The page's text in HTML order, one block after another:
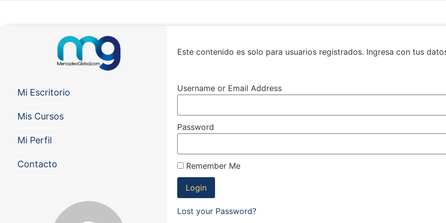
Mi Escritorio
Mis Cursos
Mi Perfil
Contacto
Este contenido es solo para usuarios registrados. Ingresa con tus
Username or Email Address
Password
Remember Me
Lost your Password?